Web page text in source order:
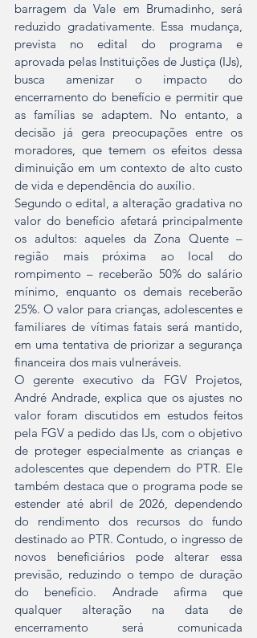
barragem da Vale em Brumadinho, será
reduzido gradativamente. Essa mudança,
prevista no edital do programa e
aprovada pelas Instituições de Justiça (IJs),
busca amenizar o impacto do
encerramento do benefício e permitir que
as famílias se adaptem. No entanto, a
decisão já gera preocupações entre os
moradores, que temem os efeitos dessa
diminuição em um contexto de alto custo
de vida e dependência do auxílio.
Segundo o edital, a alteração gradativa no
valor do benefício afetará principalmente
os adultos: aqueles da Zona Quente –
região mais próxima ao local do
rompimento – receberão 50% do salário
mínimo, enquanto os demais receberão
25%. O valor para crianças, adolescentes e
familiares de vítimas fatais será mantido,
em uma tentativa de priorizar a segurança
financeira dos mais vulneráveis.
O gerente executivo da FGV Projetos,
André Andrade, explica que os ajustes no
valor foram discutidos em estudos feitos
pela FGV a pedido das IJs, com o objetivo
de proteger especialmente as crianças e
adolescentes que dependem do PTR. Ele
também destaca que o programa pode se
estender até abril de 2026, dependendo
do rendimento dos recursos do fundo
destinado ao PTR. Contudo, o ingresso de
novos beneficiários pode alterar essa
previsão, reduzindo o tempo de duração
do benefício. Andrade afirma que
qualquer alteração na data de
encerramento será comunicada